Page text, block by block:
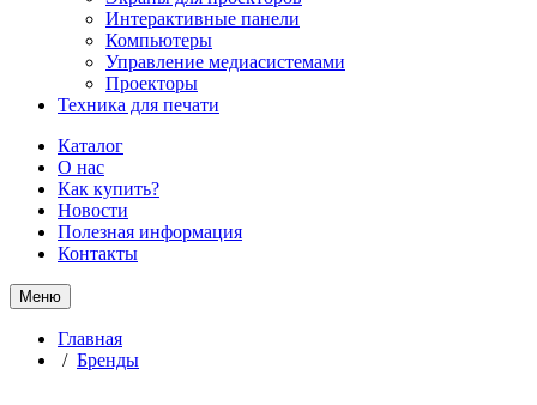
Интерактивные панели
Компьютеры
Управление медиасистемами
Проекторы
Техника для печати
Каталог
О нас
Как купить?
Новости
Полезная информация
Контакты
Меню
Главная
/ Бренды